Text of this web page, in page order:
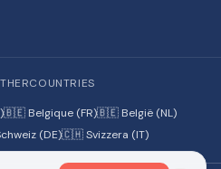
🇧🇪 Belgique (FR)🇧🇪 België (NL)
(DE)🇨🇭 Svizzera (IT)